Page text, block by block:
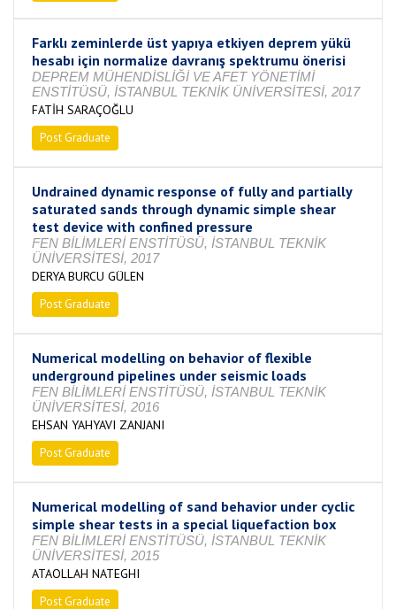
Farklı zeminlerde üst yapıya etkiyen deprem yükü
hesabı için normalize davranış spektrumu önerisi
DEPREM MÜHENDİSLİĞİ VE AFET YÖNETİMİ
ENSTİTÜSÜ, İSTANBUL TEKNİK ÜNİVERSİTESİ, 2017
FATİH SARAÇOĞLU
Post Graduate
Undrained dynamic response of fully and partially
saturated sands through dynamic simple shear
test device with confined pressure
FEN BİLİMLERİ ENSTİTÜSÜ, İSTANBUL TEKNİK
ÜNİVERSİTESİ, 2017
DERYA BURCU GÜLEN
Post Graduate
Numerical modelling on behavior of flexible
underground pipelines under seismic loads
FEN BİLİMLERİ ENSTİTÜSÜ, İSTANBUL TEKNİK
ÜNİVERSİTESİ, 2016
EHSAN YAHYAVI ZANJANI
Post Graduate
Numerical modelling of sand behavior under cyclic
simple shear tests in a special liquefaction box
FEN BİLİMLERİ ENSTİTÜSÜ, İSTANBUL TEKNİK
ÜNİVERSİTESİ, 2015
ATAOLLAH NATEGHI
Post Graduate